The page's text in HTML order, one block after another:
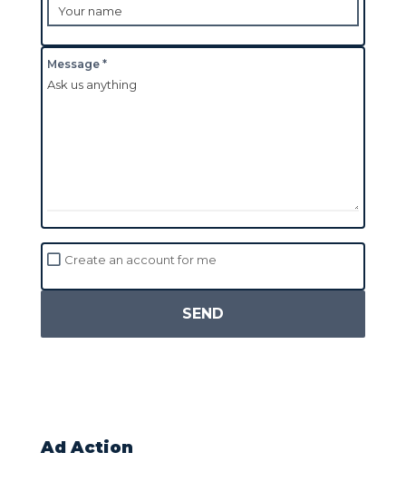
Message *
Create an account for me
SEND
Ad Action